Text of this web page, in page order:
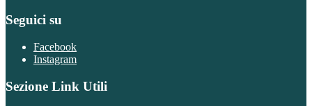
Seguici su
Facebook
Instagram
Sezione Link Utili